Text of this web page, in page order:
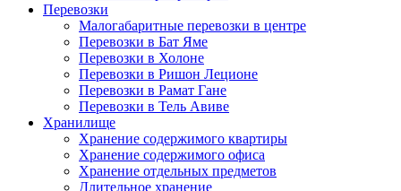
Перевозки
Малогабаритные перевозки в центре
Перевозки в Бат Яме
Перевозки в Холоне
Перевозки в Ришон Леционе
Перевозки в Рамат Гане
Перевозки в Тель Авиве
Хранилище
Хранение содержимого квартиры
Хранение содержимого офиса
Хранение отдельных предметов
Длительное хранение